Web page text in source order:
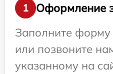
1
Оформление
Заполните форму
или позвоните
указанному на